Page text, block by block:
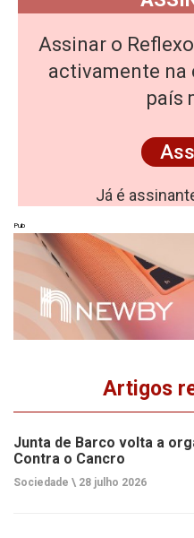
Assinar o
activamente na
país
Já é
Pub
Artigos
Junta de Barco volta a
Contra o Cancro
Sociedade \ 28 julho 2026